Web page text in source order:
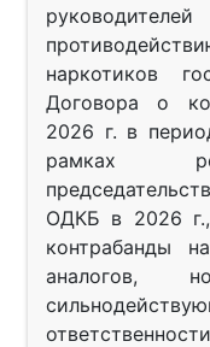
наркотиков
Договора о
2026 г. в
рамках
ОДКБ в 2026
контрабанды
аналогов,